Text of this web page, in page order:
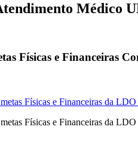
Médico
Físicas e Financeiras
Físicas e Financeiras da
Físicas e Financeiras da